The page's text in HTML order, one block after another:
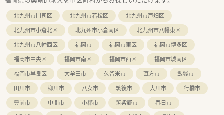
北九州市門司区 北九州市若松区
北九州市戸畑区
北九州市小倉北区
北九州市小倉南区
北九州市八幡東区
北九州市八幡西区
福岡市 福岡市東区
福岡市博多区
福岡市中央区
福岡市南区 福岡市西区
福岡市城南区
福岡市早良区
大牟田市 久留米市 直方市
飯塚市
田川市
柳川市 八女市 筑後市 大川市
行橋市
豊前市
中間市 小郡市 筑紫野市
春日市